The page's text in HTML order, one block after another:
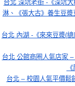
台北 深坑老街 -《深坑
淋、《張大古》養生豆
台北 內湖 -《來來豆漿(
台北 公館商圈人氣店家
台北 – 校園人氣平價鬆